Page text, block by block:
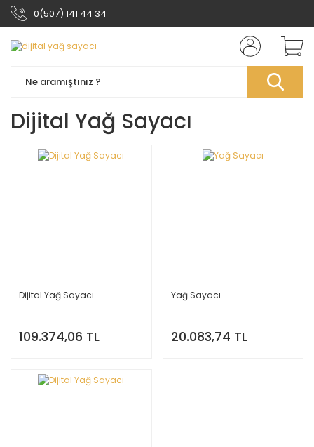
0(507) 141 44 34
Dijital Yağ Sayacı
Dijital Yağ Sayacı
109.374,06 TL
Yağ Sayacı
20.083,74 TL